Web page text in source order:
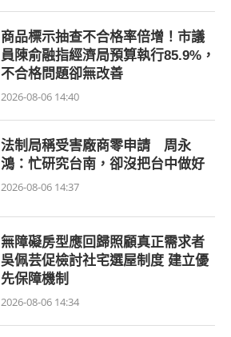
商品標示抽查不合格率倍增！市議
員陳俞融指經濟局預算執行85.9%，
不合格問題卻無改善
2026-08-06 14:40
法制局稱受害廠商零申請 周永
鴻：忙研究台南，卻沒把台中做好
2026-08-06 14:37
無障礙房型應回歸照顧真正需求者
吳佩芸促檢討社宅選屋制度 建立優
先保障機制
2026-08-06 14:34